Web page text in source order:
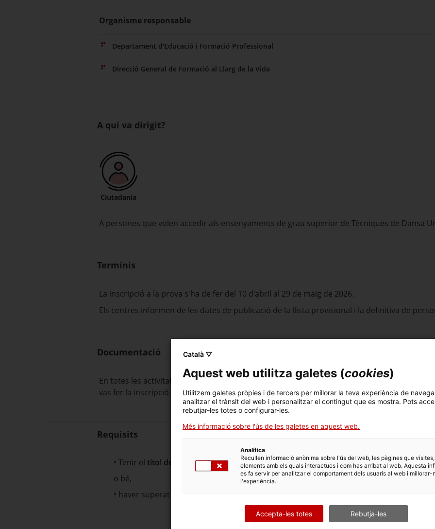
Organisme responsable
Departament d'Educació i Formació Professional
Direcció General de Formació al Llarg de la Vida
A qui va dirigit?
Ciutadania
A persones que volen accedir als ensenyaments de grau superior de Tècniques de Dansa
Terminis
La inscripció a la prova s'ha de fer del 10 d'abril al 29 de maig de 2026.
Els centres informen de les dates de publicació de la llista provisional i la definitiva de
Documentació
En totes les activitats relacionades amb la prova d'accés has de portar l'original del DNI, el
vas fer la inscripció.
Requisits
Tenir el títol de graduat en educació secundària obligatòria(o un títol equivalent a
o bé,
haver superat la prova d'accés als cicles formatius de grau mitjà.
Català ▽
Aquest web utilitza galetes (cookies)
Utilitzem galetes pròpies i de tercers per millorar la teva experiència de
analitzar el trànsit del web i personalitzar el contingut que es mostra. Pots
rebutjar-les totes o configurar-les.
Més informació sobre l'ús de les galetes en aquest web.
Analítica
Recullen informació anònima sobre l'ús del web, les pàgines que
elements amb els quals interactues i com has arribat al web. Aquesta
es fa servir per analitzar el comportament dels usuaris al web i millorar-
l'experiència.
Accepta-les totes Rebutja-les